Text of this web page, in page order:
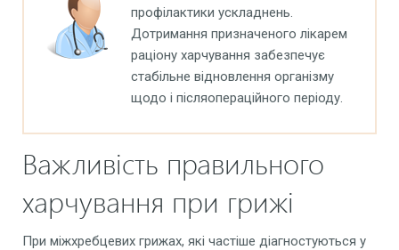
профілактики ускладнень.
Дотримання призначеного лікарем
раціону харчування забезпечує
стабільне відновлення організму
щодо і післяопераційного періоду.
Важливість правильного
харчування при грижі
При міжхребцевих грижах, які частіше діагностуються у